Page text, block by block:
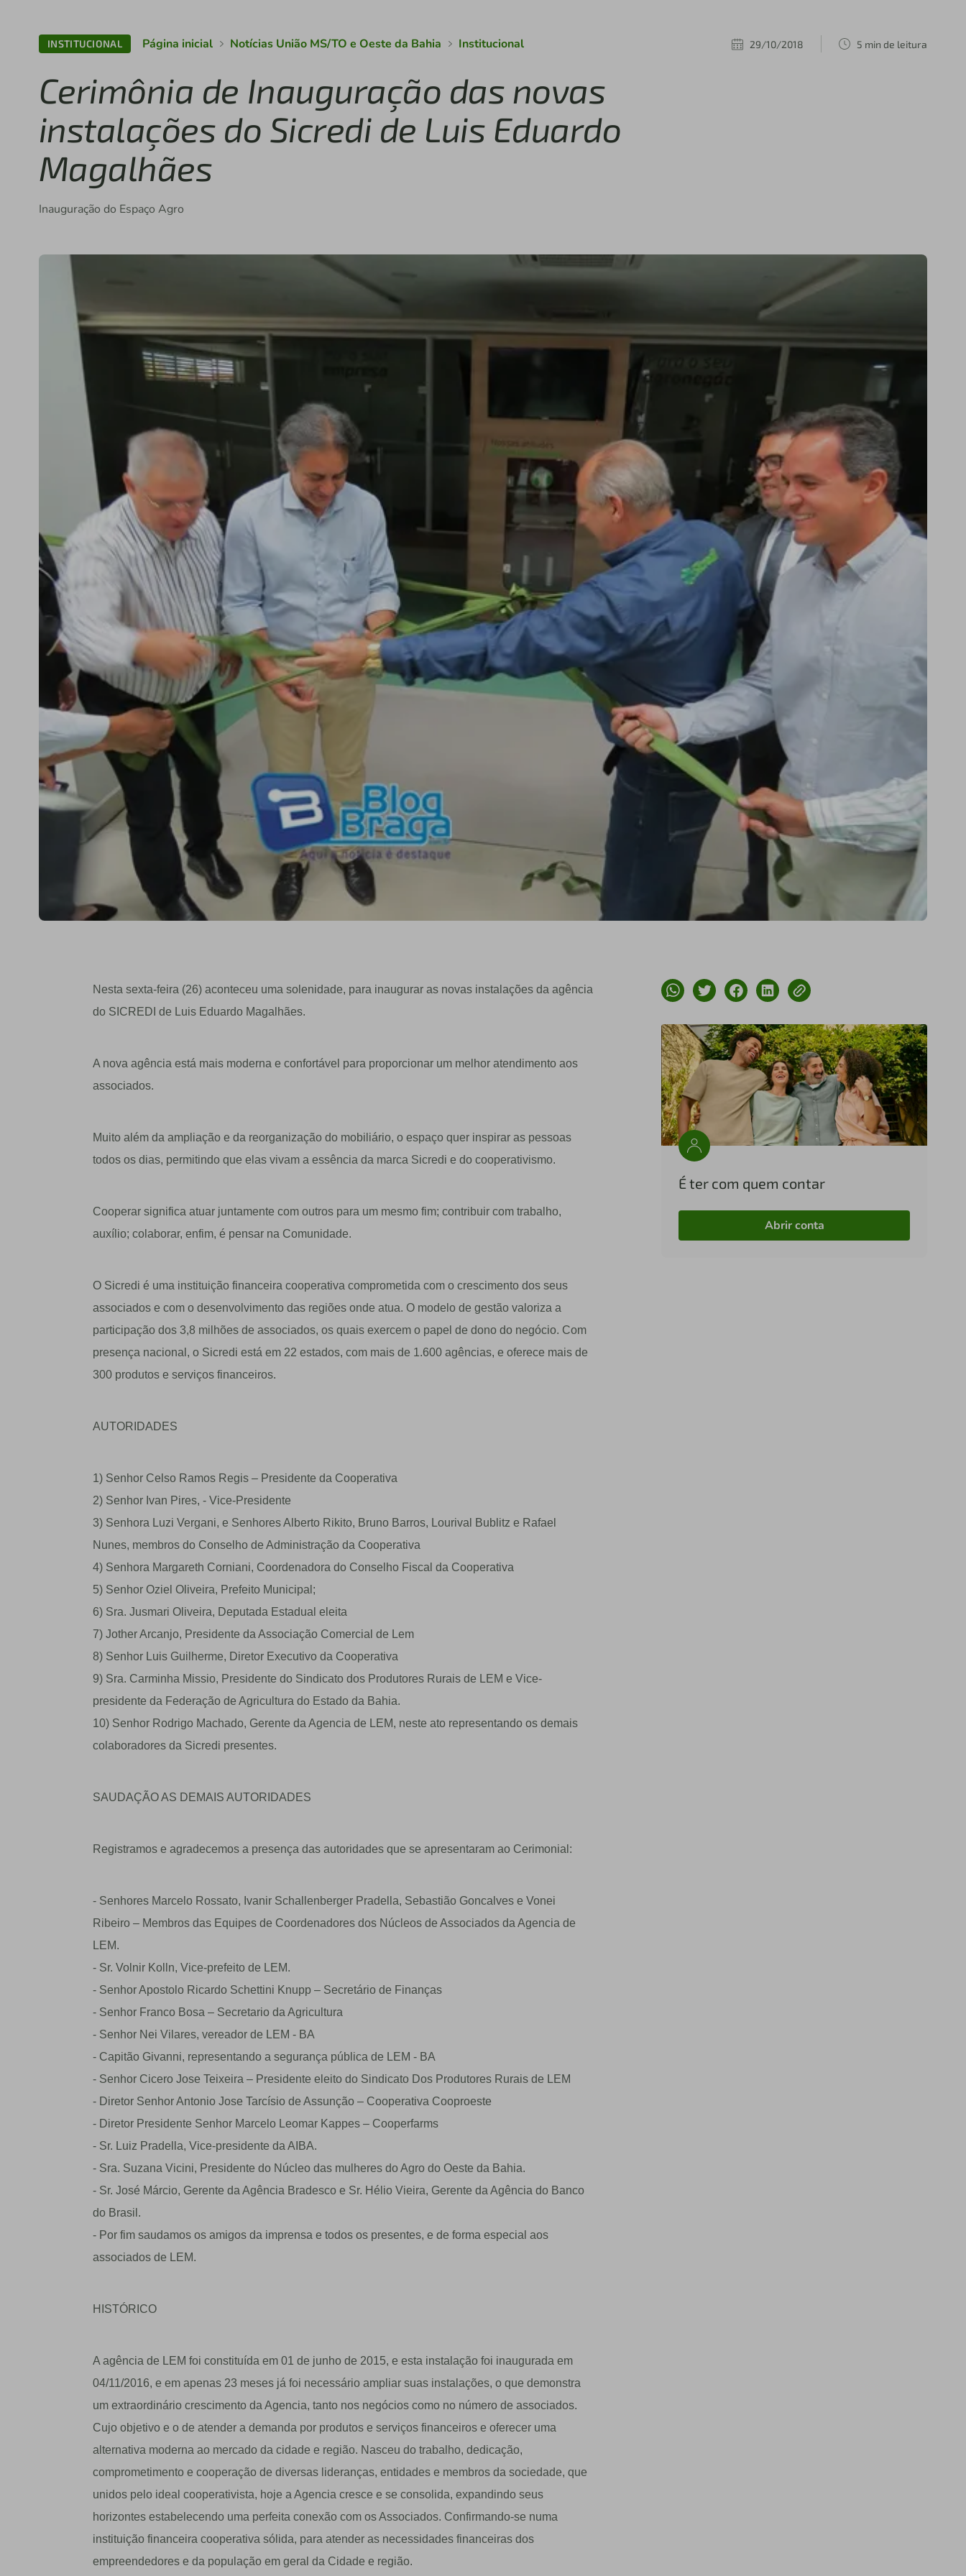
INSTITUCIONAL Página inicial Notícias União MS/TO e Oeste da Bahia Institucional 29/10/2018 5 min de leitura
Cerimônia de Inauguração das novas
instalações do Sicredi de Luis Eduardo
Magalhães
Inauguração do Espaço Agro
Nesta sexta-feira (26) aconteceu uma solenidade, para inaugurar as novas instalações da agência
do SICREDI de Luis Eduardo Magalhães.
A nova agência está mais moderna e confortável para proporcionar um melhor atendimento aos
associados.
Muito além da ampliação e da reorganização do mobiliário, o espaço quer inspirar as pessoas
todos os dias, permitindo que elas vivam a essência da marca Sicredi e do cooperativismo.
Cooperar significa atuar juntamente com outros para um mesmo fim; contribuir com trabalho,
auxílio; colaborar, enfim, é pensar na Comunidade.
O Sicredi é uma instituição financeira cooperativa comprometida com o crescimento dos seus
associados e com o desenvolvimento das regiões onde atua. O modelo de gestão valoriza a
participação dos 3,8 milhões de associados, os quais exercem o papel de dono do negócio. Com
presença nacional, o Sicredi está em 22 estados, com mais de 1.600 agências, e oferece mais de
300 produtos e serviços financeiros.
AUTORIDADES
1) Senhor Celso Ramos Regis – Presidente da Cooperativa
2) Senhor Ivan Pires, - Vice-Presidente
3) Senhora Luzi Vergani, e Senhores Alberto Rikito, Bruno Barros, Lourival Bublitz e Rafael
Nunes, membros do Conselho de Administração da Cooperativa
4) Senhora Margareth Corniani, Coordenadora do Conselho Fiscal da Cooperativa
5) Senhor Oziel Oliveira, Prefeito Municipal;
6) Sra. Jusmari Oliveira, Deputada Estadual eleita
7) Jother Arcanjo, Presidente da Associação Comercial de Lem
8) Senhor Luis Guilherme, Diretor Executivo da Cooperativa
9) Sra. Carminha Missio, Presidente do Sindicato dos Produtores Rurais de LEM e Vice-
presidente da Federação de Agricultura do Estado da Bahia.
10) Senhor Rodrigo Machado, Gerente da Agencia de LEM, neste ato representando os demais
colaboradores da Sicredi presentes.
SAUDAÇÃO AS DEMAIS AUTORIDADES
Registramos e agradecemos a presença das autoridades que se apresentaram ao Cerimonial:
- Senhores Marcelo Rossato, Ivanir Schallenberger Pradella, Sebastião Goncalves e Vonei
Ribeiro – Membros das Equipes de Coordenadores dos Núcleos de Associados da Agencia de
LEM.
- Sr. Volnir Kolln, Vice-prefeito de LEM.
- Senhor Apostolo Ricardo Schettini Knupp – Secretário de Finanças
- Senhor Franco Bosa – Secretario da Agricultura
- Senhor Nei Vilares, vereador de LEM - BA
- Capitão Givanni, representando a segurança pública de LEM - BA
- Senhor Cicero Jose Teixeira – Presidente eleito do Sindicato Dos Produtores Rurais de LEM
- Diretor Senhor Antonio Jose Tarcísio de Assunção – Cooperativa Cooproeste
- Diretor Presidente Senhor Marcelo Leomar Kappes – Cooperfarms
- Sr. Luiz Pradella, Vice-presidente da AIBA.
- Sra. Suzana Vicini, Presidente do Núcleo das mulheres do Agro do Oeste da Bahia.
- Sr. José Márcio, Gerente da Agência Bradesco e Sr. Hélio Vieira, Gerente da Agência do Banco
do Brasil.
- Por fim saudamos os amigos da imprensa e todos os presentes, e de forma especial aos
associados de LEM.
HISTÓRICO
A agência de LEM foi constituída em 01 de junho de 2015, e esta instalação foi inaugurada em
04/11/2016, e em apenas 23 meses já foi necessário ampliar suas instalações, o que demonstra
um extraordinário crescimento da Agencia, tanto nos negócios como no número de associados.
Cujo objetivo e o de atender a demanda por produtos e serviços financeiros e oferecer uma
alternativa moderna ao mercado da cidade e região. Nasceu do trabalho, dedicação,
comprometimento e cooperação de diversas lideranças, entidades e membros da sociedade, que
unidos pelo ideal cooperativista, hoje a Agencia cresce e se consolida, expandindo seus
horizontes estabelecendo uma perfeita conexão com os Associados. Confirmando-se numa
instituição financeira cooperativa sólida, para atender as necessidades financeiras dos
empreendedores e da população em geral da Cidade e região.
É ter com quem contar
Abrir conta